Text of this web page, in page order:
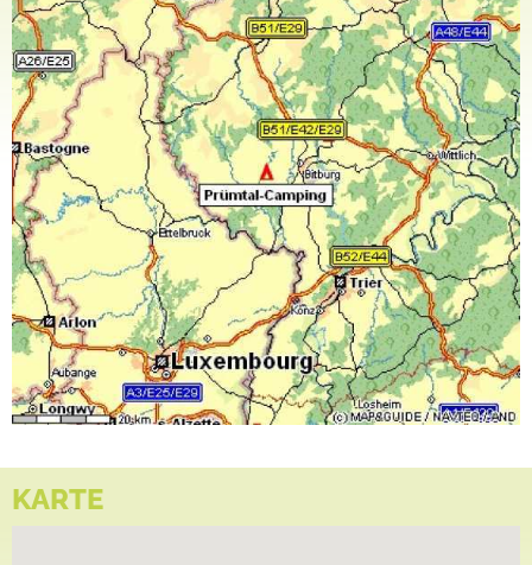
Und wer einen genussreichen Abend im Kreis seiner Lieben verbringen will, lässt den Tag
im Restaurant „Köhler-Stuben“, bestehend aus Bierstube, Restaurant, Hopfengarten und
Terrasse, ausklingen.
Wir, Familie Köhler und alle Mitarbeiter, freuen uns auf Sie.
KARTE